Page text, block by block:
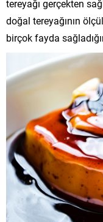
tereyağı gerçekten
doğal tereyağının
birçok fayda